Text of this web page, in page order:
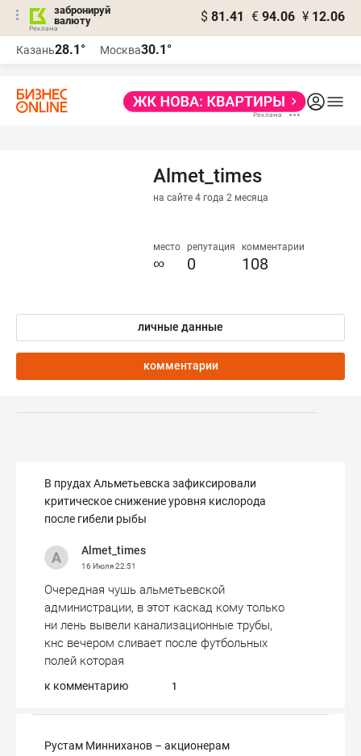
забронируй
валюту
$ 81.41 € 94.06 ¥ 12.06
Казань28.1° Москва30.1°
Almet_times
на сайте 4 года 2 месяца
место
∞
репутация
0
комментарии
108
личные данные
комментарии
В прудах Альметьевска зафиксировали
критическое снижение уровня кислорода
после гибели рыбы
Almet_times
16 Июля22:51
Очередная чушь альметьевской
администрации, в этот каскад кому только
ни лень вывели канализационные трубы,
кнс вечером сливает после футбольных
полей которая
к комментарию 1
Рустам Минниханов – акционерам